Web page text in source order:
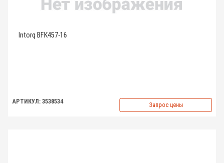
Intorq BFK457-16
АРТИКУЛ: 3538534 Запрос цены